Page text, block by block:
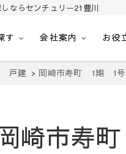
ならセンチュリー21豊川
ベ物件探し｜セン
す 会社案内 お役
戸建 岡崎市寿町 1期 1
崎市寿